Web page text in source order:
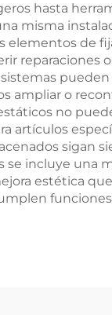
hasta
misma
elementos de
reparaciones
ampliar o
no
artículos
sigan
incluye una
estética